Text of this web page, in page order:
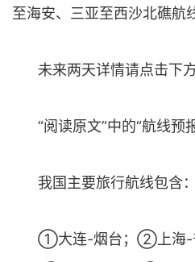
至海安、三亚至西沙北礁航
未来两天详情请点击下
“阅读原文”中的“航线预
我国主要旅行航线包含：
①大连-烟台；②上海-